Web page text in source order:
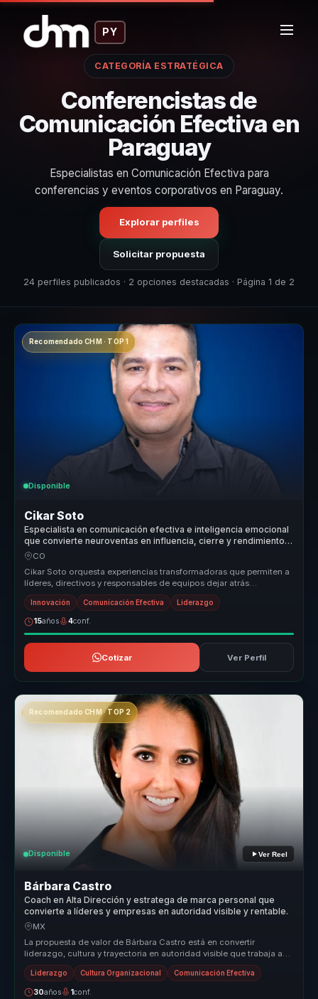
PY
CATEGORÍA ESTRATÉGICA
Conferencistas de
Comunicación Efectiva en
Paraguay
Especialistas en Comunicación Efectiva para
conferencias y eventos corporativos en Paraguay.
Explorar perfiles
Solicitar propuesta
24 perfiles publicados · 2 opciones destacadas · Página 1 de 2
Recomendado CHM · TOP 1
Disponible
Cikar Soto
Especialista en comunicación efectiva e inteligencia emocional
que convierte neuroventas en influencia, cierre y rendimiento
para equipos comerciales.
CO
Cikar Soto orquesta experiencias transformadoras que permiten a
líderes, directivos y responsables de equipos dejar atrás
estructuras des...
Innovación Comunicación Efectiva Liderazgo
15años 4conf.
Cotizar Ver Perfil
Recomendado CHM · TOP 2
Disponible Ver Reel
Bárbara Castro
Coach en Alta Dirección y estratega de marca personal que
convierte a líderes y empresas en autoridad visible y rentable.
MX
La propuesta de valor de Bárbara Castro está en convertir
liderazgo, cultura y trayectoria en autoridad visible que trabaja a
favor del n...
Liderazgo Cultura Organizacional Comunicación Efectiva
30años 1conf.